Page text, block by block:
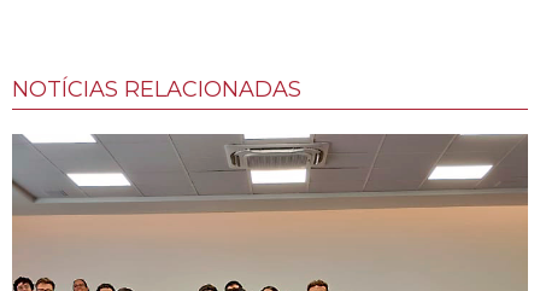
NOTÍCIAS RELACIONADAS